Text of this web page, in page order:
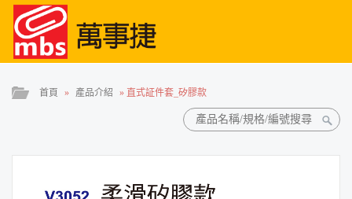
首頁 » 產品介紹 » 直式証件套_矽膠款